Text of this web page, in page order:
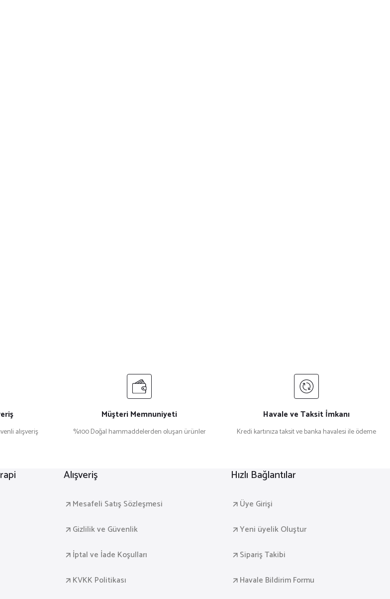
alışveriş
Müşteri Memnuniyeti
%100 Doğal hammaddelerden oluşan ürünler
Havale ve Taksit İmkanı
Kredi kartınıza taksit ve banka havalesi ile ödeme
Alışveriş
Mesafeli Satış Sözleşmesi
Gizlilik ve Güvenlik
İptal ve İade Koşulları
KVKK Politikası
Hızlı Bağlantılar
Üye Girişi
Yeni üyelik Oluştur
Sipariş Takibi
Havale Bildirim Formu